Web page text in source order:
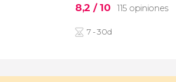
8,2 / 10 115 opiniones
7 - 30d